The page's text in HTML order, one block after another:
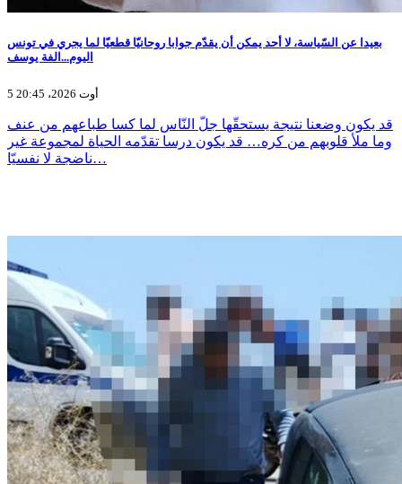
بعيدا عن السّياسة، لا أحد يمكن أن يقدّم جوابا روحانيّا قطعيّا لما يجري في تونس
اليوم...الفة يوسف
5 أوت 2026، 20:45
قد يكون وضعنا نتيجة يستحقّها جلّ النّاس لما كسا طباعهم من عنف
وما ملأ قلوبهم من كره… قد يكون درسا تقدّمه الحياة لمجموعة غير
ناضجة لا نفسيّا…